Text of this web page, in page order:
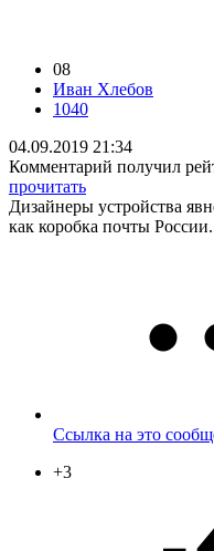
08
Иван Хлебов
1040
04.09.2019 21:34
Комментарий получил
прочитать
Дизайнеры устройства
как коробка почты
Ссылка на это
+3